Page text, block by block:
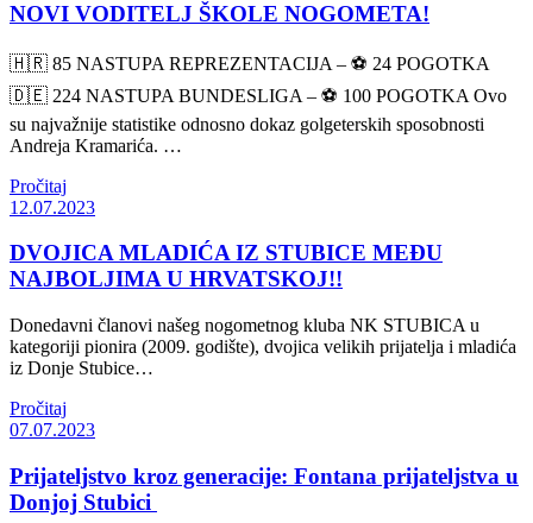
NOVI VODITELJ ŠKOLE NOGOMETA!
🇭🇷 85 NASTUPA REPREZENTACIJA – ⚽️ 24 POGOTKA
🇩🇪 224 NASTUPA BUNDESLIGA – ⚽️ 100 POGOTKA Ovo
su najvažnije statistike odnosno dokaz golgeterskih sposobnosti
Andreja Kramarića. …
Pročitaj
12.07.2023
DVOJICA MLADIĆA IZ STUBICE MEĐU
NAJBOLJIMA U HRVATSKOJ!!
Donedavni članovi našeg nogometnog kluba NK STUBICA u
kategoriji pionira (2009. godište), dvojica velikih prijatelja i mladića
iz Donje Stubice…
Pročitaj
07.07.2023
Prijateljstvo kroz generacije: Fontana prijateljstva u
Donjoj Stubici